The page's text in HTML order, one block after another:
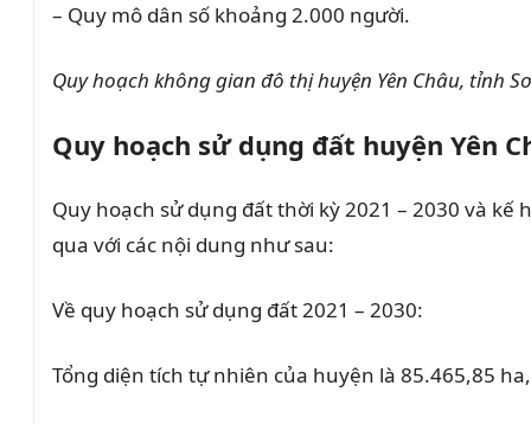
– Quy mô dân số khoảng 2.000 người.
Quy hoạch không gian đô thị huyện Yên Châu, tỉnh
Quy hoạch sử dụng đất huyện Yên
Quy hoạch sử dụng đất thời kỳ 2021 – 2030 và
qua với các nội dung như sau:
Về quy hoạch sử dụng đất 2021 – 2030:
Tổng diện tích tự nhiên của huyện là 85.465,85